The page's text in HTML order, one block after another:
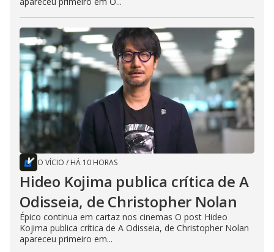
O VÍCIO / HÁ 10 HORAS
Hideo Kojima publica crítica de A
Odisseia, de Christopher Nolan
Épico continua em cartaz nos cinemas O post Hideo
Kojima publica crítica de A Odisseia, de Christopher Nolan
apareceu primeiro em...